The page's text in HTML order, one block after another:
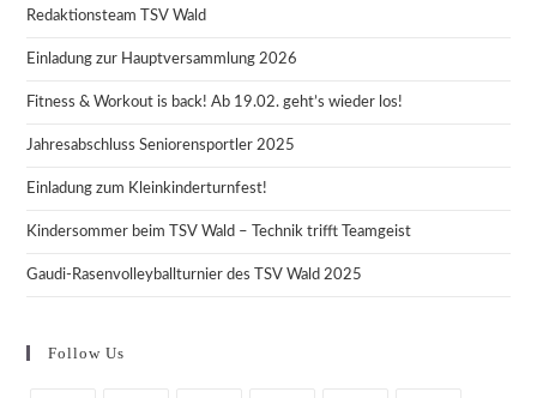
Redaktionsteam TSV Wald
Einladung zur Hauptversammlung 2026
Fitness & Workout is back! Ab 19.02. geht’s wieder los!
Jahresabschluss Seniorensportler 2025
Einladung zum Kleinkinderturnfest!
Kindersommer beim TSV Wald – Technik trifft Teamgeist
Gaudi-Rasenvolleyballturnier des TSV Wald 2025
Follow Us